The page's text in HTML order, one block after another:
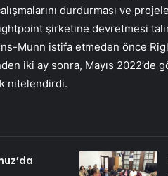
durdurması ve
şirketine devretmesi
Munn istifa etmeden önce
iki ay sonra, Mayıs 2022’de
nitelendirdi.